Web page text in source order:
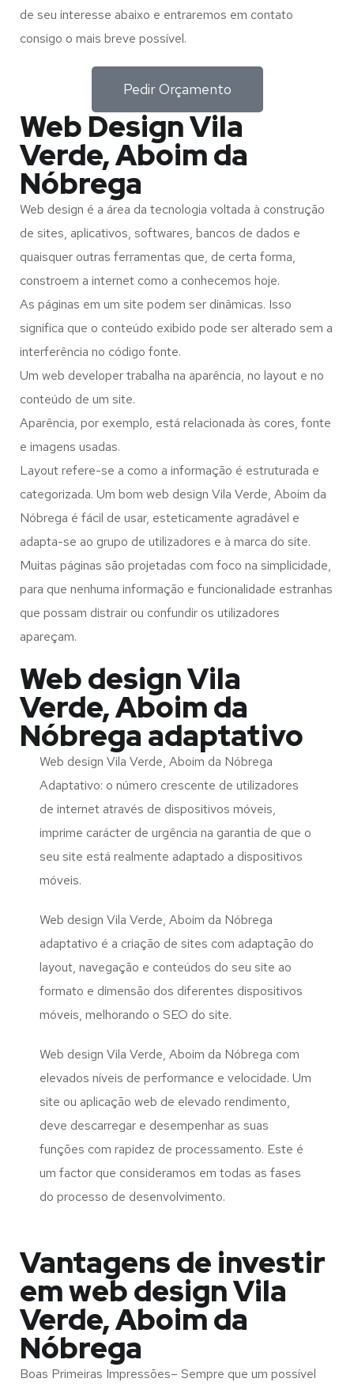
de seu interesse abaixo e entraremos em contato
consigo o mais breve possível.
Pedir Orçamento
Web Design Vila
Verde, Aboim da
Nóbrega
Web design é a área da tecnologia voltada à construção
de sites, aplicativos, softwares, bancos de dados e
quaisquer outras ferramentas que, de certa forma,
constroem a internet como a conhecemos hoje.
As páginas em um site podem ser dinâmicas. Isso
significa que o conteúdo exibido pode ser alterado sem a
interferência no código fonte.
Um web developer trabalha na aparência, no layout e no
conteúdo de um site.
Aparência, por exemplo, está relacionada às cores, fonte
e imagens usadas.
Layout refere-se a como a informação é estruturada e
categorizada. Um bom web design Vila Verde, Aboim da
Nóbrega é fácil de usar, esteticamente agradável e
adapta-se ao grupo de utilizadores e à marca do site.
Muitas páginas são projetadas com foco na simplicidade,
para que nenhuma informação e funcionalidade estranhas
que possam distrair ou confundir os utilizadores
apareçam.
Web design Vila
Verde, Aboim da
Nóbrega adaptativo
Web design Vila Verde, Aboim da Nóbrega
Adaptativo: o número crescente de utilizadores
de internet através de dispositivos móveis,
imprime carácter de urgência na garantia de que o
seu site está realmente adaptado a dispositivos
móveis.
Web design Vila Verde, Aboim da Nóbrega
adaptativo é a criação de sites com adaptação do
layout, navegação e conteúdos do seu site ao
formato e dimensão dos diferentes dispositivos
móveis, melhorando o SEO do site.
Web design Vila Verde, Aboim da Nóbrega com
elevados níveis de performance e velocidade. Um
site ou aplicação web de elevado rendimento,
deve descarregar e desempenhar as suas
funções com rapidez de processamento. Este é
um factor que consideramos em todas as fases
do processo de desenvolvimento.
Vantagens de investir
em web design Vila
Verde, Aboim da
Nóbrega
Boas Primeiras Impressões– Sempre que um possível